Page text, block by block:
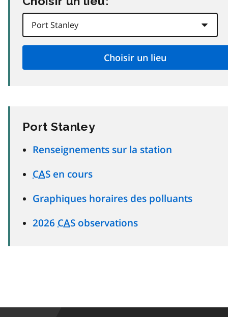
Port Stanley
Renseignements sur la station
CAS en cours
Graphiques horaires des polluants
2026 CAS observations